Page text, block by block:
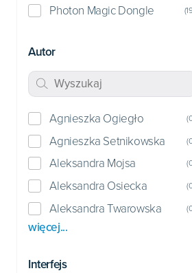
Photon Magic Dongle (
Autor
Agnieszka Ogiegło (
Agnieszka Setnikowska (
Aleksandra Mojsa (
Aleksandra Osiecka (
Aleksandra Twarowska (
więcej...
Interfejs